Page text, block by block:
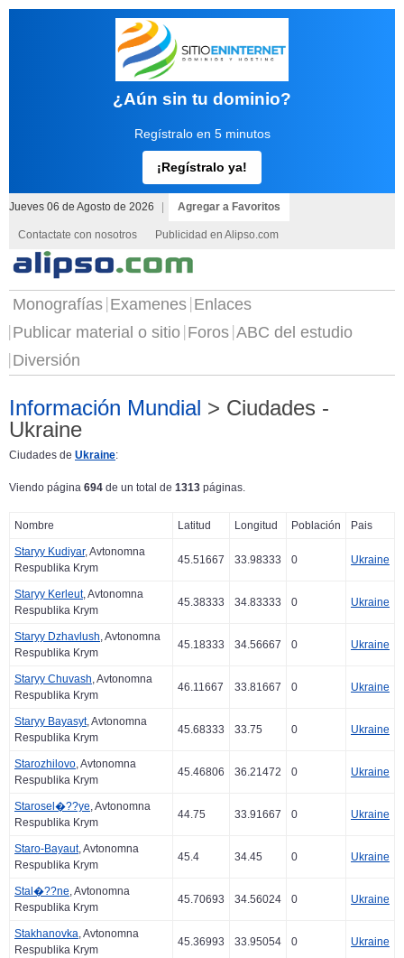
¿Aún sin tu dominio?
Regístralo en 5 minutos
¡Regístralo ya!
Jueves 06 de Agosto de 2026 Agregar a Favoritos
Contactate con nosotros Publicidad en Alipso.com
Monografías Examenes Enlaces
Publicar material o sitio Foros ABC del estudio
Diversión
Información Mundial > Ciudades -
Ukraine
Ciudades de Ukraine:
Viendo página 694 de un total de 1313 páginas.
Nombre Latitud Longitud Población Pais
Staryy Kudiyar, Avtonomna
Respublika Krym
45.51667 33.98333 0 Ukraine
Staryy Kerleut, Avtonomna
Respublika Krym
45.38333 34.83333 0 Ukraine
Staryy Dzhavlush, Avtonomna
Respublika Krym
45.18333 34.56667 0 Ukraine
Staryy Chuvash, Avtonomna
Respublika Krym
46.11667 33.81667 0 Ukraine
Staryy Bayasyt, Avtonomna
Respublika Krym
45.68333 33.75 0 Ukraine
Starozhilovo, Avtonomna
Respublika Krym
45.46806 36.21472 0 Ukraine
Starosel�??ye, Avtonomna
Respublika Krym
44.75 33.91667 0 Ukraine
Staro-Bayaut, Avtonomna
Respublika Krym
45.4 34.45 0 Ukraine
Stal�??ne, Avtonomna
Respublika Krym
45.70693 34.56024 0 Ukraine
Stakhanovka, Avtonomna
Respublika Krym
45.36993 33.95054 0 Ukraine